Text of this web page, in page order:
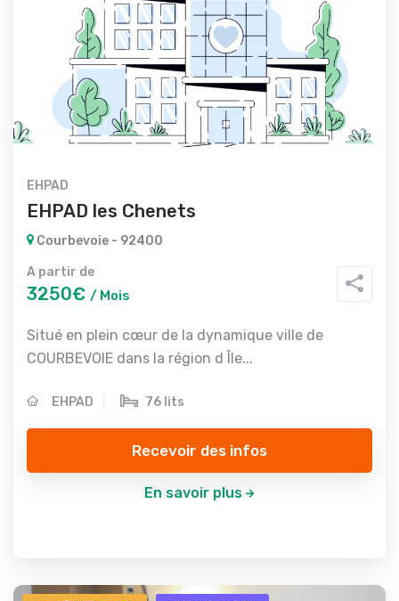
EHPAD
EHPAD les Chenets
Courbevoie - 92400
A partir de
3250€ / Mois
Situé en plein cœur de la dynamique ville de
COURBEVOIE dans la région d Île...
EHPAD 76 lits
Recevoir des infos
En savoir plus